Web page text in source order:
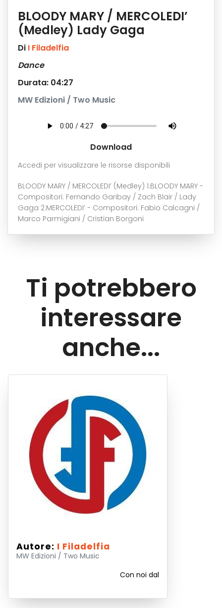
BLOODY MARY / MERCOLEDI’
(Medley) Lady Gaga
Di I Filadelfia
Dance
Durata: 04:27
MW Edizioni / Two Music
Download
Accedi per visualizzare le risorse disponibili
BLOODY MARY / MERCOLEDI’ (Medley) 1.BLOODY MARY -
Compositori: Fernando Garibay / Zach Blair / Lady
Gaga 2.MERCOLEDI’ - Compositori: Fabio Calcagni /
Marco Parmigiani / Cristian Borgoni
Ti potrebbero
interessare
anche...
Autore: I Filadelfia
MW Edizioni / Two Music
Con noi dal